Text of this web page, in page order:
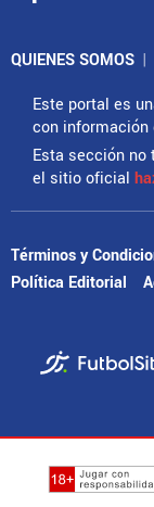
QUIENES SOMOS |
Este portal es
con información
Esta sección no
el sitio oficial
Términos y
Política Editorial